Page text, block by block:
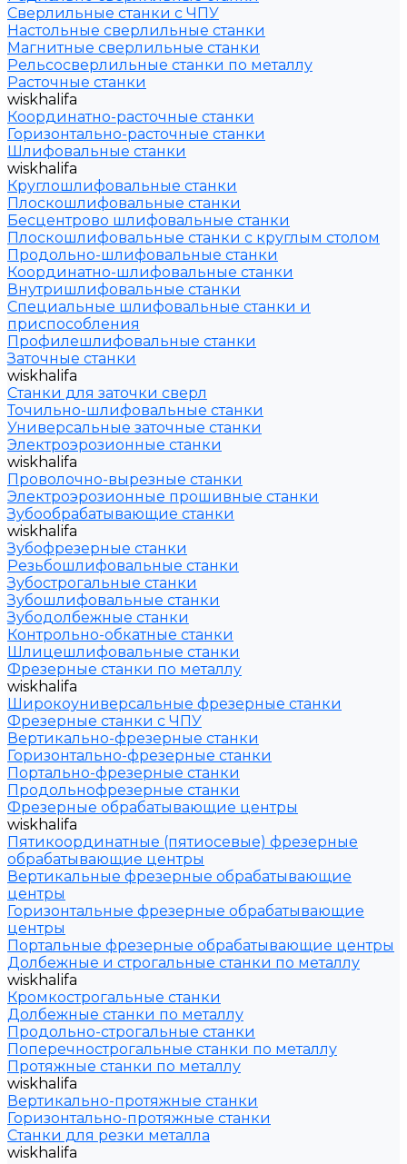
Сверлильные станки с ЧПУ
Настольные сверлильные станки
Магнитные сверлильные станки
Рельсосверлильные станки по металлу
Расточные станки
wiskhalifa
Координатно-расточные станки
Горизонтально-расточные станки
Шлифовальные станки
wiskhalifa
Круглошлифовальные станки
Плоскошлифовальные станки
Бесцентрово шлифовальные станки
Плоскошлифовальные станки с круглым столом
Продольно-шлифовальные станки
Координатно-шлифовальные станки
Внутришлифовальные станки
Специальные шлифовальные станки и
приспособления
Профилешлифовальные станки
Заточные станки
wiskhalifa
Станки для заточки сверл
Точильно-шлифовальные станки
Универсальные заточные станки
Электроэрозионные станки
wiskhalifa
Проволочно-вырезные станки
Электроэрозионные прошивные станки
Зубообрабатывающие станки
wiskhalifa
Зубофрезерные станки
Резьбошлифовальные станки
Зубострогальные станки
Зубошлифовальные станки
Зубодолбежные станки
Контрольно-обкатные станки
Шлицешлифовальные станки
Фрезерные станки по металлу
wiskhalifa
Широкоуниверсальные фрезерные станки
Фрезерные станки с ЧПУ
Вертикально-фрезерные станки
Горизонтально-фрезерные станки
Портально-фрезерные станки
Продольнофрезерные станки
Фрезерные обрабатывающие центры
wiskhalifa
Пятикоординатные (пятиосевые) фрезерные
обрабатывающие центры
Вертикальные фрезерные обрабатывающие
центры
Горизонтальные фрезерные обрабатывающие
центры
Портальные фрезерные обрабатывающие центры
Долбежные и строгальные станки по металлу
wiskhalifa
Кромкострогальные станки
Долбежные станки по металлу
Продольно-строгальные станки
Поперечнострогальные станки по металлу
Протяжные станки по металлу
wiskhalifa
Вертикально-протяжные станки
Горизонтально-протяжные станки
Станки для резки металла
wiskhalifa